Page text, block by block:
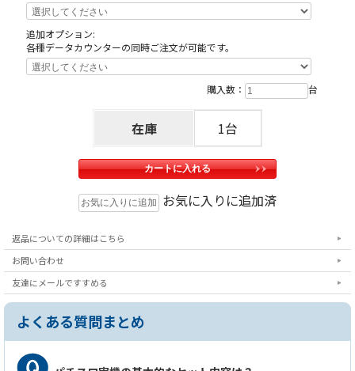
フリーズ逆回転時に大きな音がしますのでご注意下さい。天井の木枠部分に島
ですので予めご了承下さい。
追加オプション:
各種データカウンターの同時ご注文が可能です。
購入数： 台
在庫 1台
お気に入りに追加済
返品についての詳細はこちら
お問い合わせ
友達にメールですすめる
よくある質問まとめ